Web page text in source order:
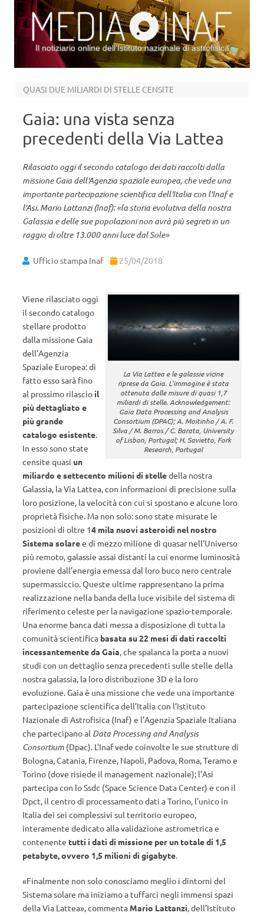
Il notiziario online dell’Istituto nazionale di astrofisica
QUASI DUE MILIARDI DI STELLE CENSITE
Gaia: una vista senza
precedenti della Via Lattea
Rilasciato oggi il secondo catalogo dei dati raccolti dalla
missione Gaia dell'Agenzia spaziale europea, che vede una
importante partecipazione scientifica dell'Italia con l'Inaf e
l'Asi. Mario Lattanzi (Inaf): «la storia evolutiva della nostra
Galassia e delle sue popolazioni non avrà più segreti in un
raggio di oltre 13.000 anni luce dal Sole»
Ufficio stampa Inaf 25/04/2018
La Via Lattea e le galassie vicine
riprese da Gaia. L’immagine è stata
ottenuta dalle misure di quasi 1,7
miliardi di stelle. Acknowledgement:
Gaia Data Processing and Analysis
Consortium (DPAC); A. Moitinho / A. F.
Silva / M. Barros / C. Barata, University
of Lisbon, Portugal; H. Savietto, Fork
Research, Portugal
Viene rilasciato oggi
il secondo catalogo
stellare prodotto
dalla missione Gaia
dell’Agenzia
Spaziale Europea: di
fatto esso sarà fino
al prossimo rilascio il
più dettagliato e
più grande
catalogo esistente.
In esso sono state
censite quasi un
miliardo e settecento milioni di stelledella nostra
Galassia, la Via Lattea, con informazioni di precisione sulla
loro posizione, la velocità con cui si spostano e alcune loro
proprietà fisiche. Ma non solo: sono state misurate le
posizioni di oltre 14 mila nuovi asteroidi nel nostro
Sistema solaree di mezzo milione di quasar nell’Universo
più remoto, galassie assai distanti la cui enorme luminosità
proviene dall’energia emessa dal loro buco nero centrale
supermassiccio. Queste ultime rappresentano la prima
realizzazione nella banda della luce visibile del sistema di
riferimento celeste per la navigazione spazio-temporale.
Una enorme banca dati messa a disposizione di tutta la
comunità scientifica basata su 22 mesi di dati raccolti
incessantemente da Gaia, che spalanca la porta a nuovi
studi con un dettaglio senza precedenti sulle stelle della
nostra galassia, la loro distribuzione 3D e la loro
evoluzione. Gaia è una missione che vede una importante
partecipazione scientifica dell’Italia con l’Istituto
Nazionale di Astrofisica (Inaf) e l’Agenzia Spaziale Italiana
che partecipano al Data Processing and Analysis
Consortium (Dpac). L’Inaf vede coinvolte le sue strutture di
Bologna, Catania, Firenze, Napoli, Padova, Roma, Teramo e
Torino (dove risiede il management nazionale); l’Asi
partecipa con lo Ssdc (Space Science Data Center) e con il
Dpct, il centro di processamento dati a Torino, l’unico in
Italia dei sei complessivi sul territorio europeo,
interamente dedicato alla validazione astrometrica e
contenente tutti i dati di missione per un totale di 1,5
petabyte, ovvero 1,5 milioni di gigabyte.
«Finalmente non solo conosciamo meglio i dintorni del
Sistema solare ma iniziamo a tuffarci negli immensi spazi
della Via Lattea», commenta Mario Lattanzi, dell’Istituto